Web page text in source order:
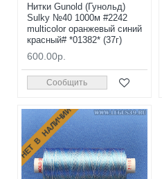
Нитки Gunold (Гунольд)
Sulky №40 1000м #2242
multicolor оранжевый синий
красный# *01382* (37г)
600.00р.
Сообщить
НЕТ В НАЛИЧИИ